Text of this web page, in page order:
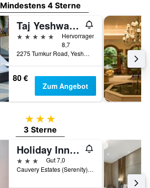
Mindestens 4 Sterne
Taj Yeshwantpur Bengaluru
5 Sterne
Hervorragend
8,7
2275 Tumkur Road, Yeshwantpur, Bengaluru, Indien
80 €
Zum Angebot
3 Sterne
3 Sterne
Holiday Inn Express Bengaluru Yeshwantpur By IHG
3 Sterne
Gut 7,0
Cauvery Estates (Serenity), Katha 10/1/1, Bengaluru, Indien